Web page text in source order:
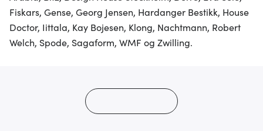
Fiskars, Gense, Georg Jensen, Hardanger Bestikk, House
Doctor, Iittala, Kay Bojesen, Klong, Nachtmann, Robert
Welch, Spode, Sagaform, WMF og Zwilling.